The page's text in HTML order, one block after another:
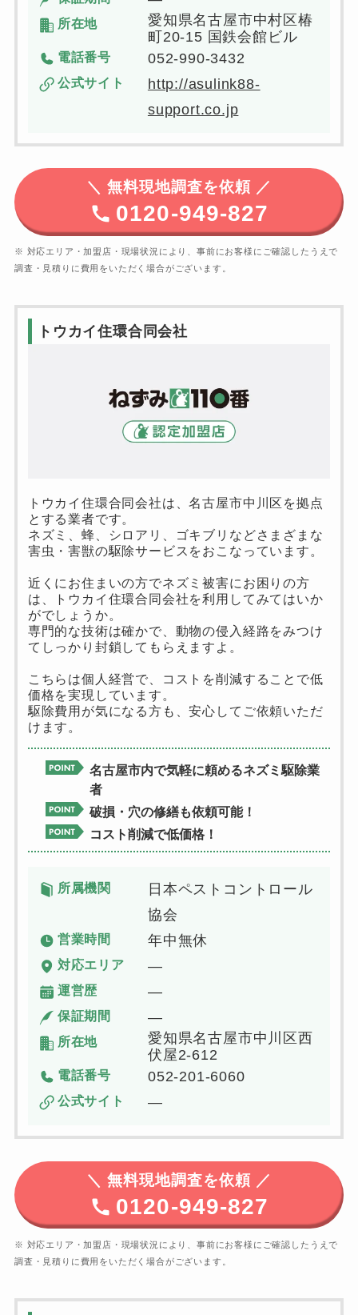
所在地
愛知県名古屋市中村区椿
町20-15 国鉄会館ビル
電話番号 052-990-3432
公式サイト
http://asulink88-
support.co.jp
＼ 無料現地調査を依頼 ／
0120-949-827
※ 対応エリア・加盟店・現場状況により、事前にお客様にご確認したうえで
調査・見積りに費用をいただく場合がございます。
トウカイ住環合同会社
トウカイ住環合同会社は、名古屋市中川区を拠点
とする業者です。
ネズミ、蜂、シロアリ、ゴキブリなどさまざまな
害虫・害獣の駆除サービスをおこなっています。
近くにお住まいの方でネズミ被害にお困りの方
は、トウカイ住環合同会社を利用してみてはいか
がでしょうか。
専門的な技術は確かで、動物の侵入経路をみつけ
てしっかり封鎖してもらえますよ。
こちらは個人経営で、コストを削減することで低
価格を実現しています。
駆除費用が気になる方も、安心してご依頼いただ
けます。
名古屋市内で気軽に頼めるネズミ駆除業
者
破損・穴の修繕も依頼可能！
コスト削減で低価格！
所属機関
日本ペストコントロール
協会
営業時間 年中無休
対応エリア ―
運営歴 ―
保証期間 ―
所在地
愛知県名古屋市中川区西
伏屋2-612
電話番号 052-201-6060
公式サイト ―
＼ 無料現地調査を依頼 ／
0120-949-827
※ 対応エリア・加盟店・現場状況により、事前にお客様にご確認したうえで
調査・見積りに費用をいただく場合がございます。